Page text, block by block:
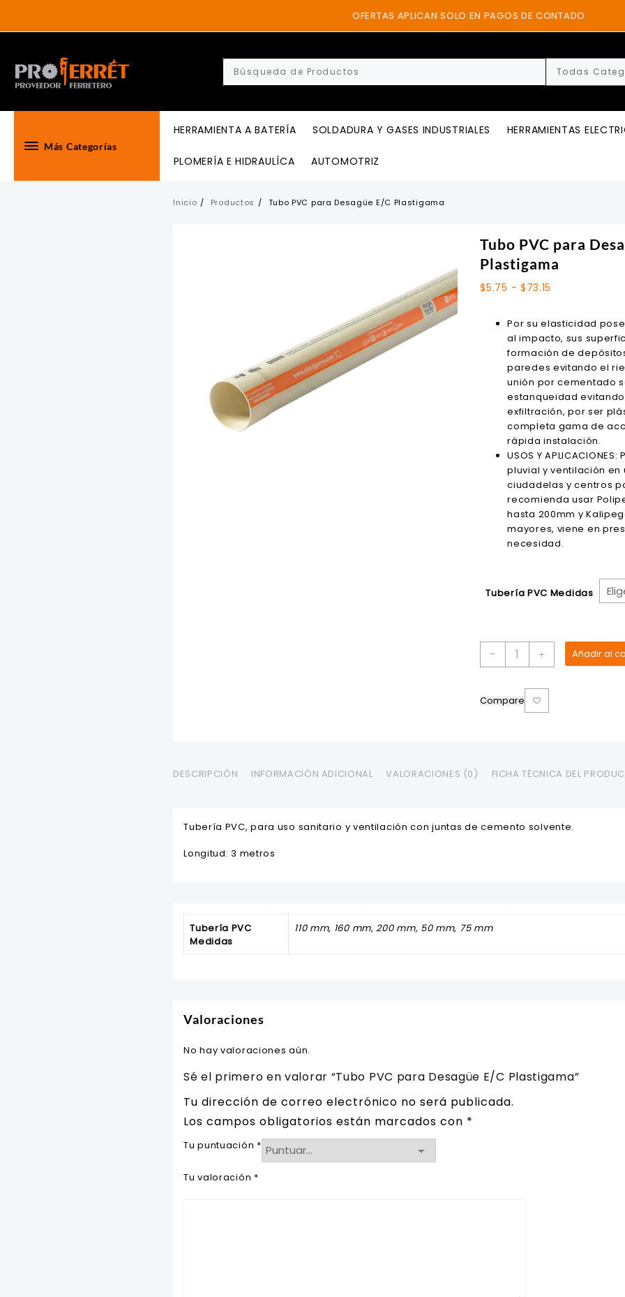
content
OFERTAS APLICAN SOLO EN PAGOS DE CONTADO
Más Categorías
HERRAMIENTA A BATERÍA SOLDADURA Y GASES INDUSTRIALES HERRAMIENTAS
PLOMERÍA E HIDRAULÍCA AUTOMOTRIZ
Inicio Productos Tubo PVC para Desagüe E/C Plastigama
Tubo PVC para
Plastigama
$5.75 - $73.15
desde
$5.75
hasta
$73.15
Por su elasticidad
al impacto, sus
formación de
paredes evitando el
unión por cementado
estanqueidad
exfiltración, por ser
completa gama de
rápida instalación.
USOS Y
pluvial y ventilación en
ciudadelas y centros
recomienda usar
hasta 200mm y
mayores, viene en
necesidad.
Tubería PVC Medidas
-
Tubo
PVC
Desagüe
E/C
+ Añadir al
Compare
DESCRIPCIÓN INFORMACIÓN ADICIONAL VALORACIONES (0) FICHA TÉCNICA DEL
Tubería PVC, para uso sanitario y ventilación con juntas de cemento solvente.
Longitud: 3 metros
Tubería PVC
Medidas
110 mm, 160 mm, 200 mm, 50 mm, 75 mm
Valoraciones
No hay valoraciones aún.
Sé el primero en valorar “Tubo PVC para Desagüe E/C Plastigama”
Tu dirección de correo electrónico no será publicada.
Los campos obligatorios están marcados con *
Tu puntuación *
Tu valoración *